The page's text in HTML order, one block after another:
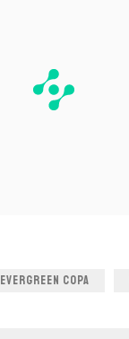
EVERGREEN COPA